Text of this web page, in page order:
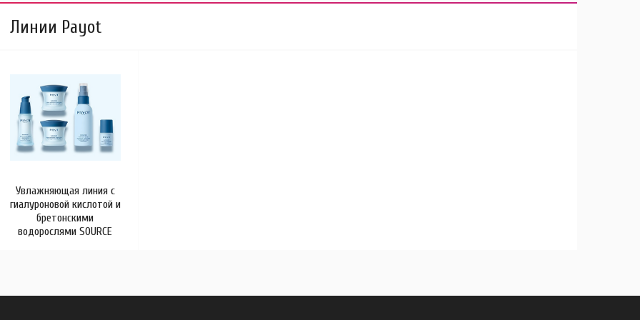
Линии Payot
Увлажняющая линия с
гиалуроновой кислотой и
бретонскими
водорослями SOURCE